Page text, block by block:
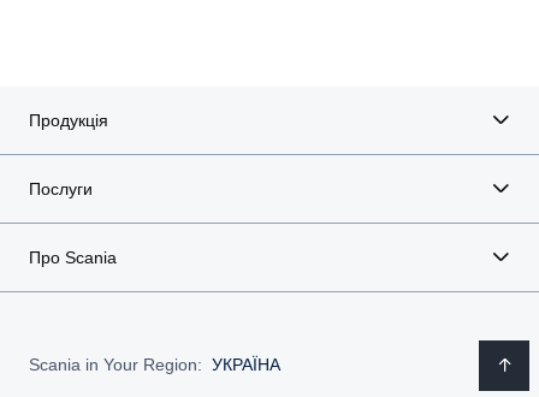
Продукція
Послуги
Про Scania
Scania in Your Region: УКРАЇНА